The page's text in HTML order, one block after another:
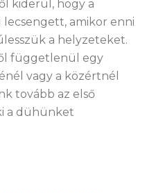
kiderül, hogy a
amikor enni
a helyzeteket.
függetlenül egy
vagy a közértnél
tovább az első
a dühünket